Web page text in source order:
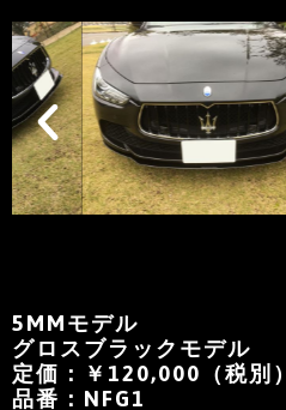
5MMモデル
グロスブラックモデル
定価：￥120,000（税別）
品番：NFG1